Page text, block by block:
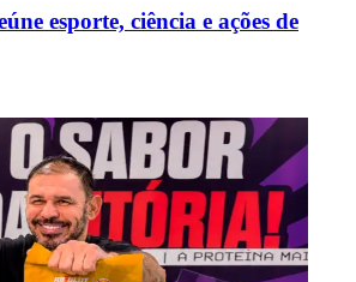
esporte, ciência e ações de